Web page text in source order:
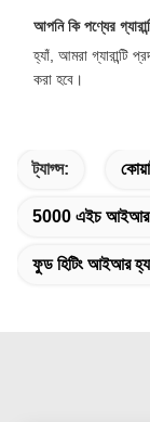
আপনি কি পণ্যের
হ্যাঁ, আমরা গ্যারান্টি
করা হবে।
ট্যাগ্স:
5000 এইচ আইআর
ফুড হিটিং আইআর